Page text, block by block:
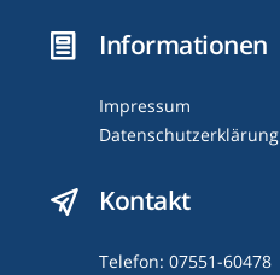
Informationen
Impressum
Datenschutzerklärung
Kontakt
Telefon: 07551-60478